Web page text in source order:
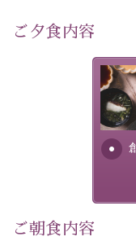
落防止ワイヤーを
-----------【安心へ
個室料亭、貸切風
滞在いただけるよう
30項目以上からな
■内容&特典■
ご夕食内容
美湖
提供
明が
す。
ご朝食内容